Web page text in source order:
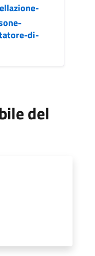
di-
del